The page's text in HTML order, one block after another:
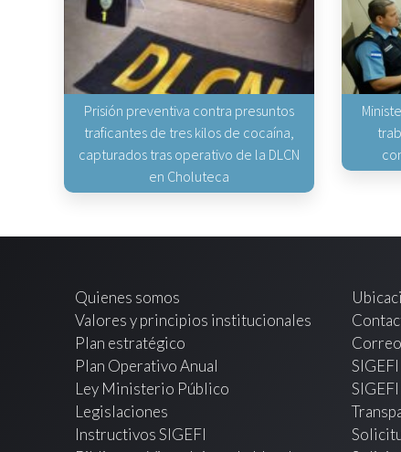
Prisión preventiva contra presuntos
traficantes de tres kilos de cocaína,
capturados tras operativo de la DLCN
en Choluteca
Quienes somos
Valores y principios institucionales
Plan estratégico
Plan Operativo Anual
Ley Ministerio Público
Legislaciones
Instructivos SIGEFI
SIGEFI